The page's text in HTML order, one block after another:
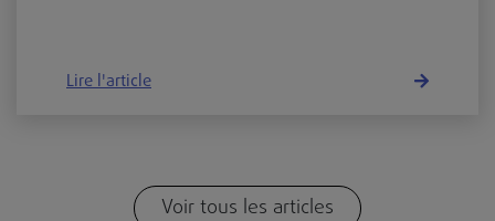
Lire l'article
Voir tous les articles